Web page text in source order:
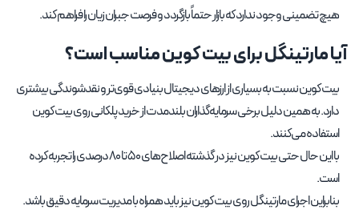
هیچ تضمینی وجود ندارد که بازار حتماً بازگردد و فرصت جبران زیان را فراهم کند.
آیا مارتینگل برای بیت کوین مناسب است؟
بیت کوین نسبت به بسیاری از ارزهای دیجیتال بنیادی قوی‌تر و نقدشوندگی بیشتری
دارد. به همین دلیل برخی سرمایه‌گذاران بلندمدت از خرید پلکانی روی بیت کوین
استفاده می‌کنند.
با این حال حتی بیت کوین نیز در گذشته اصلاح‌های 50 تا 80 درصدی را تجربه کرده
است.
بنابراین اجرای مارتینگل روی بیت کوین نیز باید همراه با مدیریت سرمایه دقیق باشد.